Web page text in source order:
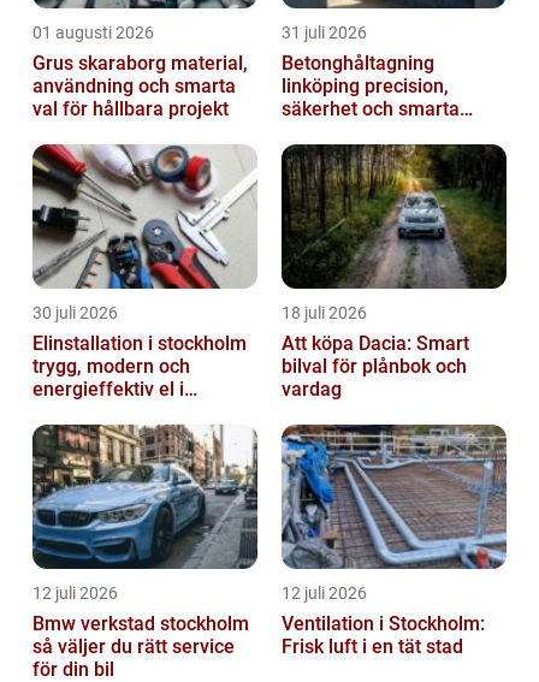
01 augusti 2026
Grus skaraborg material,
användning och smarta
val för hållbara projekt
31 juli 2026
Betonghåltagning
linköping precision,
säkerhet och smarta
30 juli 2026
Elinstallation i stockholm
trygg, modern och
energieffektiv el i
18 juli 2026
Att köpa Dacia: Smart
bilval för plånbok och
vardag
12 juli 2026
Bmw verkstad stockholm
så väljer du rätt service
för din bil
12 juli 2026
Ventilation i Stockholm:
Frisk luft i en tät stad